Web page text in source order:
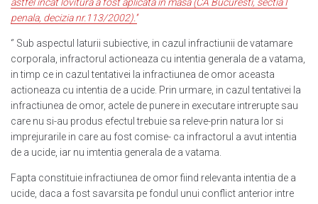
penala, decizia nr.113/2002).’’
‘’ Sub aspectul laturii subiective, in cazul infractiunii de vatamare
corporala, infractorul actioneaza cu intentia generala de a vatama,
in timp ce in cazul tentativei la infractiunea de omor aceasta
actioneaza cu intentia de a ucide. Prin urmare, in cazul tentativei la
infractiunea de omor, actele de punere in executare intrerupte sau
care nu si-au produs efectul trebuie sa releve-prin natura lor si
imprejurarile in care au fost comise- ca infractorul a avut intentia
de a ucide, iar nu imtentia generala de a vatama.
Fapta constituie infractiunea de omor fiind relevanta intentia de a
ucide, daca a fost savarsita pe fondul unui conflict anterior intre